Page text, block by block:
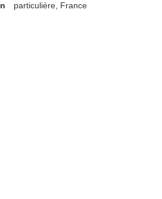
particulière, France